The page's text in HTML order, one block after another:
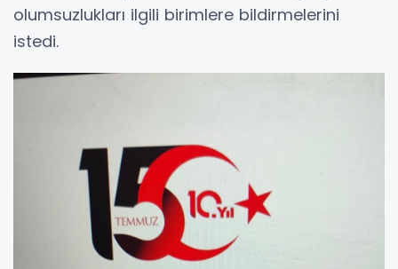
olumsuzlukları ilgili birimlere bildirmelerini
istedi.